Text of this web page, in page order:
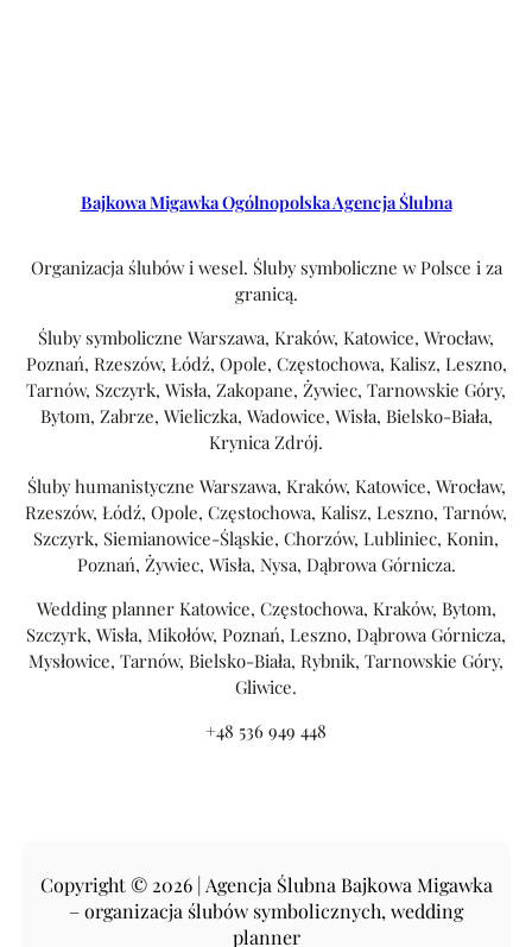
Bajkowa Migawka Ogólnopolska Agencja Ślubna
Organizacja ślubów i wesel. Śluby symboliczne w Polsce i za
granicą.
Śluby symboliczne Warszawa, Kraków, Katowice, Wrocław,
Poznań, Rzeszów, Łódź, Opole, Częstochowa, Kalisz, Leszno,
Tarnów, Szczyrk, Wisła, Zakopane, Żywiec, Tarnowskie Góry,
Bytom, Zabrze, Wieliczka, Wadowice, Wisła, Bielsko-Biała,
Krynica Zdrój.
Śluby humanistyczne Warszawa, Kraków, Katowice, Wrocław,
Rzeszów, Łódź, Opole, Częstochowa, Kalisz, Leszno, Tarnów,
Szczyrk, Siemianowice-Śląskie, Chorzów, Lubliniec, Konin,
Poznań, Żywiec, Wisła, Nysa, Dąbrowa Górnicza.
Wedding planner Katowice, Częstochowa, Kraków, Bytom,
Szczyrk, Wisła, Mikołów, Poznań, Leszno, Dąbrowa Górnicza,
Mysłowice, Tarnów, Bielsko-Biała, Rybnik, Tarnowskie Góry,
Gliwice.
+48 536 949 448
Copyright © 2026 | Agencja Ślubna Bajkowa Migawka
– organizacja ślubów symbolicznych, wedding
planner